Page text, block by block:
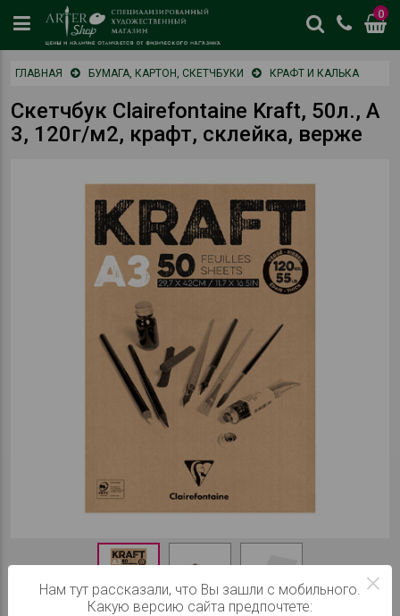
0
цены
и
отличается
от
ГЛАВНАЯ БУМАГА, КАРТОН, СКЕТЧБУКИ КРАФТ И КАЛЬКА
Скетчбук Clairefontaine Kraft, 50л., А
3, 120г/м2, крафт, склейка, верже
×
Нам тут рассказали, что Вы зашли с мобильного.
Какую версию сайта предпочтете: